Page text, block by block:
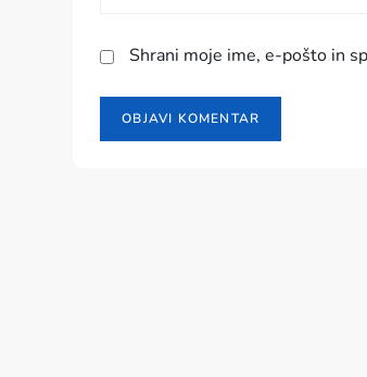
a
Shrani moje ime, e-pošto in